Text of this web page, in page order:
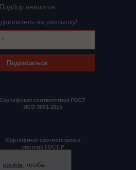
Подбор аналогов
на рассылку!
Подписаться
Сертификат соответствия ГОСТ
ИСО 9001-2015
Сертификат соответствия в
системе ГОСТ Р
cookie , чтобы